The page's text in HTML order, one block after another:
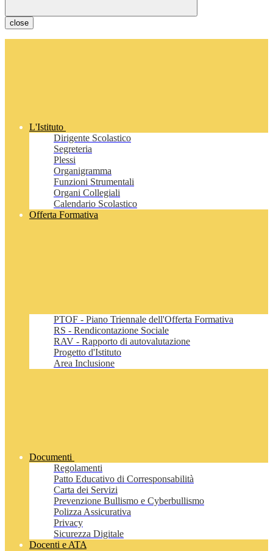
close
L'Istituto
Dirigente Scolastico
Segreteria
Plessi
Organigramma
Funzioni Strumentali
Organi Collegiali
Calendario Scolastico
Offerta Formativa
PTOF - Piano Triennale dell'Offerta Formativa
RS - Rendicontazione Sociale
RAV - Rapporto di autovalutazione
Progetto d'Istituto
Area Inclusione
Documenti
Regolamenti
Patto Educativo di Corresponsabilità
Carta dei Servizi
Prevenzione Bullismo e Cyberbullismo
Polizza Assicurativa
Privacy
Sicurezza Digitale
Docenti e ATA